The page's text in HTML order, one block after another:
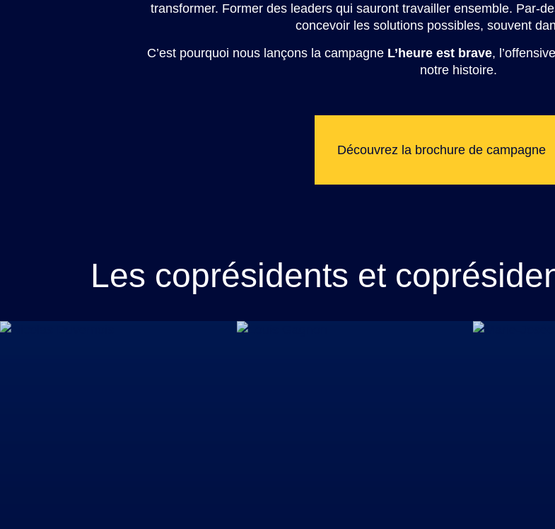
transformer. Former des leaders qui sauront travailler ensemble. Par-
concevoir les solutions possibles, souvent
C’est pourquoi nous lançons la campagne L’heure est brave,
notre histoire.
Découvrez la brochure de campagne
Les coprésidents et